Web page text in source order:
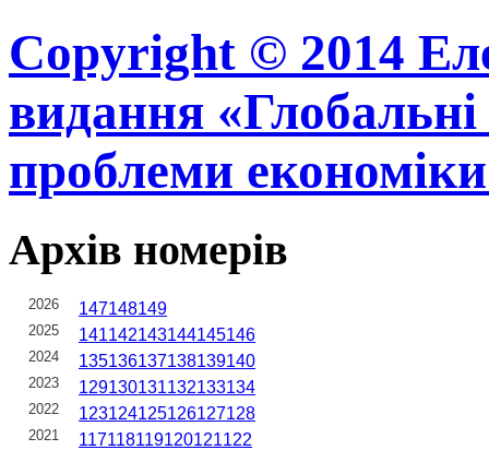
Copyright © 2014
видання «Глобальні
проблеми
Архів номерів
2026 147148149
2025 141142143144145146
2024 135136137138139140
2023 129130131132133134
2022 123124125126127128
2021 117118119120121122